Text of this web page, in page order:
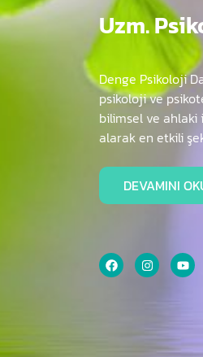
Uzm.
Denge Psikoloji
psikoloji ve
bilimsel ve ahlaki
alarak en etkili
DEVAMINI